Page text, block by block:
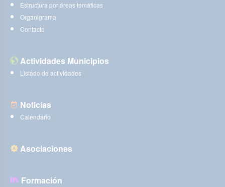
Estructura por áreas temáticas
Organigrama
Contacto
Actividades Municipios
Listado de actividades
Noticias
Calendario
Asociaciones
Formación